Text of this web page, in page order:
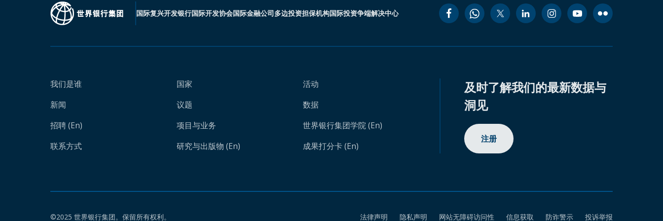
国际复兴开发银行国际开发协会国际金融公司多边投资担保机构国际投资争端解决中心
我们是谁
新闻
招聘 (En)
联系方式
国家
议题
项目与业务
研究与出版物 (En)
活动
数据
世界银行集团学院 (En)
成果打分卡 (En)
及时了解我们的最新数据与
洞见
注册
©2025 世界银行集团。保留所有权利。 法律声明 隐私声明 网站无障碍访问性 信息获取 防诈警示 投诉举报